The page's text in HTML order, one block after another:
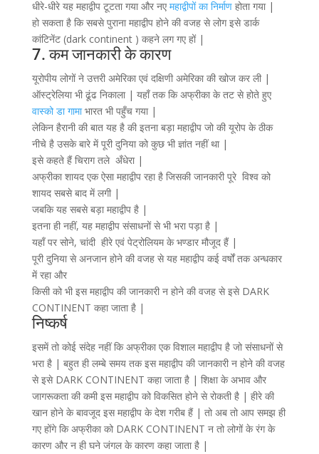
धीरे-धीरे यह महाद्वीप टूटता गया और नए महाद्वीपों का निर्माणहोता गया |
हो सकता है कि सबसे पुराना महाद्वीप होने की वजह से लोग इसे डार्क
कांटिनेंट (dark continent ) कहने लग गए हों |
7. कम जानकारी के कारण
यूरोपीय लोगों ने उत्तरी अमेरिका एवं दक्षिणी अमेरिका की खोज कर ली |
ऑस्ट्रेलिया भी ढूंढ निकाला | यहाँ तक कि अफ्रीका के तट से होते हुए
वास्को डा गामाभारत भी पहुँच गया |
लेकिन हैरानी की बात यह है की इतना बड़ा महाद्वीप जो की यूरोप के ठीक
नीचे है उसके बारे में पूरी दुनिया को कुछ भी ज्ञांत नहीं था |
इसे कहते हैं चिराग तले अँधेरा |
अफ्रीका शायद एक ऐसा महाद्वीप रहा है जिसकी जानकारी पूरे विश्व को
शायद सबसे बाद में लगी |
जबकि यह सबसे बड़ा महाद्वीप है |
इतना ही नहीं, यह महाद्वीप संसाधनों से भी भरा पड़ा है |
यहाँ पर सोने, चांदी हीरे एवं पेट्रोलियम के भण्डार मौजूद हैं |
पूरी दुनिया से अनजान होने की वजह से यह महाद्वीप कई वर्षों तक अन्धकार
में रहा और
किसी को भी इस महाद्वीप की जानकारी न होने की वजह से इसे DARK
CONTINENT कहा जाता है |
निष्कर्ष
इसमें तो कोई संदेह नहीं कि अफ्रीका एक विशाल महाद्वीप है जो संसाधनों से
भरा है | बहुत ही लम्बे समय तक इस महाद्वीप की जानकारी न होने की वजह
से इसे DARK CONTINENT कहा जाता है | शिक्षा के अभाव और
जागरूकता की कमी इस महाद्वीप को विकसित होने से रोकती है | हीरे की
खान होने के बावजूद इस महाद्वीप के देश गरीब हैं | तो अब तो आप समझ ही
गए होंगे कि अफ्रीका को DARK CONTINENT न तो लोगों के रंग के
कारण और न ही घने जंगल के कारण कहा जाता है |